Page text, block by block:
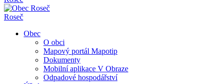
Roseč
Obec
O obci
Mapový portál Mapotip
Dokumenty
Mobilní aplikace V Obraze
Odpadové hospodářství